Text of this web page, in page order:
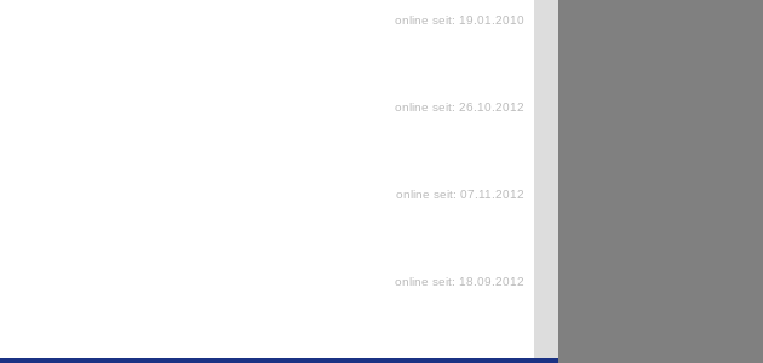
online seit: 19.01.2010
online seit: 26.10.2012
online seit: 07.11.2012
online seit: 18.09.2012